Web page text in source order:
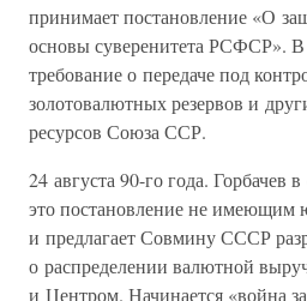
принимает постановление «О
основы суверенитета РСФСР».
требование о передаче под
золотовалютных резервов и
ресурсов Союза ССР.
24 августа 90-го года. Горбачев
это постановление не имеющим
и предлагает Совмину СССР
о распределении валютной
и Центром. Начинается «война